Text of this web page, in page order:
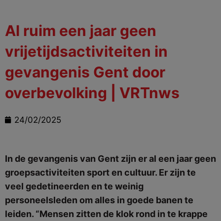
Al ruim een jaar geen
vrijetijdsactiviteiten in
gevangenis Gent door
overbevolking | VRTnws
24/02/2025
In de gevangenis van Gent zijn er al een jaar geen
groepsactiviteiten sport en cultuur. Er zijn te
veel gedetineerden en te weinig
personeelsleden om alles in goede banen te
leiden. “Mensen zitten de klok rond in te krappe